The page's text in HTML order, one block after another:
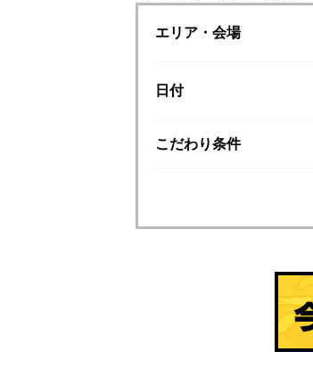
エリア・会場
日付
こだわり条件